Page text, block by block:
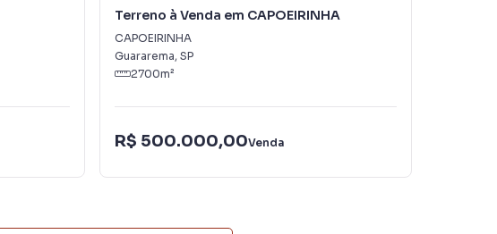
ou alugar seu imóvel mais rápido. Contamos também com
treinados e uma central de atendimento preparada para
Terreno à Venda em CAPOEIRINHA
CAPOEIRINHA
Guararema, SP
2700m²
R$ 500.000,00Venda